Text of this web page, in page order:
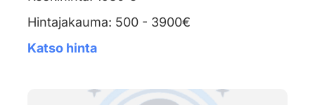
Hintajakauma: 500 - 3900€
Katso hinta